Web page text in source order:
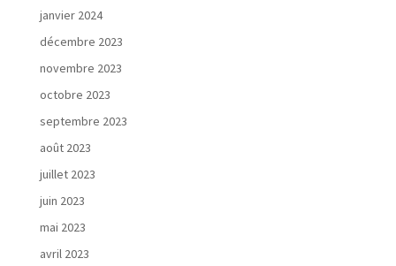
janvier 2024
décembre 2023
novembre 2023
octobre 2023
septembre 2023
août 2023
juillet 2023
juin 2023
mai 2023
avril 2023